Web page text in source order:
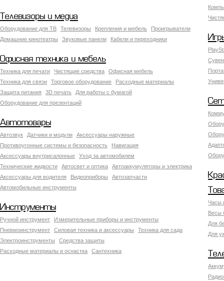
Телевизоры и медиа
Оборудование для ТВ Телевизоры Крепления и мебель
Проигрыватели
Домашние кинотеатры
Звуковые панели Кабели и переходники
Офисная техника и мебель
Техника для печати Чистящие средства
Офисная мебель
Техника для связи
Торговое оборудование
Расходные материалы
Защита питания
3D печать
Для работы с бумагой
Оборудование для презентаций
Автотовары
Автозвук Датчики и модули
Аксессуары наружные
Противоугонные системы и безопасность
Навигация
Аксесcуары внутрисалонные
Уход за автомобилем
Технические жидкости
Автосвет и оптика
Автоаккумуляторы и электрика
Аксессуары для водителя
Видеоприборы
Автозапчасти
Автомобильные инструменты
Часы
Весы
Для
Для
Инструменты
Ручной инструмент
Измерительные приборы и инструменты
Пневмоинструмент
Силовая техника и аксессуары
Техника для сада
Электроинструменты
Средства защиты
Расходные материалы и оснастка
Сантехника